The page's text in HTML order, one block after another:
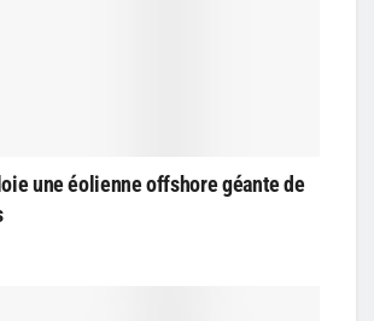
une éolienne offshore géante de